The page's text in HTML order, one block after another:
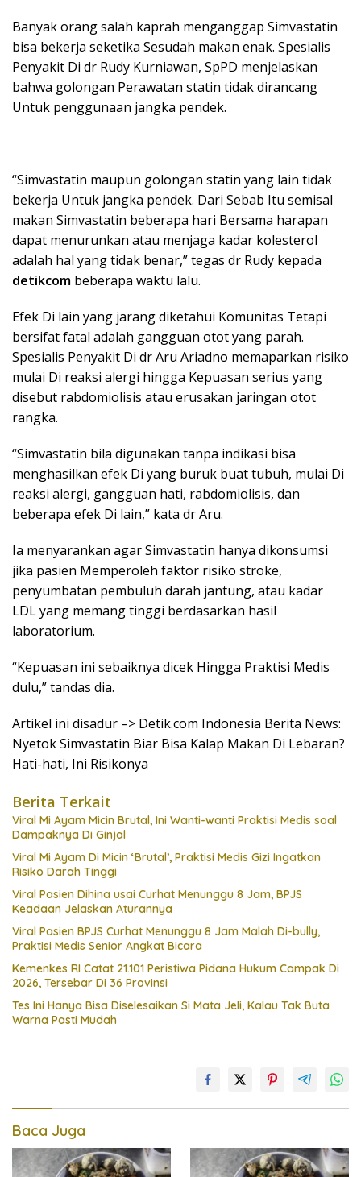
Banyak orang salah kaprah menganggap Simvastatin
bisa bekerja seketika Sesudah makan enak. Spesialis
Penyakit Di dr Rudy Kurniawan, SpPD menjelaskan
bahwa golongan Perawatan statin tidak dirancang
Untuk penggunaan jangka pendek.
“Simvastatin maupun golongan statin yang lain tidak
bekerja Untuk jangka pendek. Dari Sebab Itu semisal
makan Simvastatin beberapa hari Bersama harapan
dapat menurunkan atau menjaga kadar kolesterol
adalah hal yang tidak benar,” tegas dr Rudy kepada
detikcom beberapa waktu lalu.
Efek Di lain yang jarang diketahui Komunitas Tetapi
bersifat fatal adalah gangguan otot yang parah.
Spesialis Penyakit Di dr Aru Ariadno memaparkan risiko
mulai Di reaksi alergi hingga Kepuasan serius yang
disebut rabdomiolisis atau erusakan jaringan otot
rangka.
“Simvastatin bila digunakan tanpa indikasi bisa
menghasilkan efek Di yang buruk buat tubuh, mulai Di
reaksi alergi, gangguan hati, rabdomiolisis, dan
beberapa efek Di lain,” kata dr Aru.
Ia menyarankan agar Simvastatin hanya dikonsumsi
jika pasien Memperoleh faktor risiko stroke,
penyumbatan pembuluh darah jantung, atau kadar
LDL yang memang tinggi berdasarkan hasil
laboratorium.
“Kepuasan ini sebaiknya dicek Hingga Praktisi Medis
dulu,” tandas dia.
Artikel ini disadur –> Detik.com Indonesia Berita News:
Nyetok Simvastatin Biar Bisa Kalap Makan Di Lebaran?
Hati-hati, Ini Risikonya
Berita Terkait
Viral Mi Ayam Micin Brutal, Ini Wanti-wanti Praktisi Medis soal
Dampaknya Di Ginjal
Viral Mi Ayam Di Micin ‘Brutal’, Praktisi Medis Gizi Ingatkan
Risiko Darah Tinggi
Viral Pasien Dihina usai Curhat Menunggu 8 Jam, BPJS
Keadaan Jelaskan Aturannya
Viral Pasien BPJS Curhat Menunggu 8 Jam Malah Di-bully,
Praktisi Medis Senior Angkat Bicara
Kemenkes RI Catat 21.101 Peristiwa Pidana Hukum Campak Di
2026, Tersebar Di 36 Provinsi
Tes Ini Hanya Bisa Diselesaikan Si Mata Jeli, Kalau Tak Buta
Warna Pasti Mudah
Baca Juga